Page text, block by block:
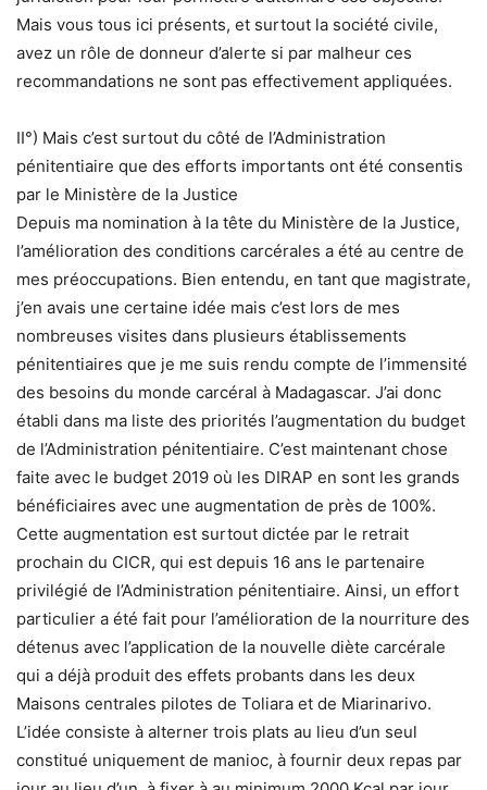
Mais vous tous ici présents, et surtout la société civile,
avez un rôle de donneur d’alerte si par malheur ces
recommandations ne sont pas effectivement appliquées.
II°) Mais c’est surtout du côté de l’Administration
pénitentiaire que des efforts importants ont été consentis
par le Ministère de la Justice
Depuis ma nomination à la tête du Ministère de la Justice,
l’amélioration des conditions carcérales a été au centre de
mes préoccupations. Bien entendu, en tant que magistrate,
j’en avais une certaine idée mais c’est lors de mes
nombreuses visites dans plusieurs établissements
pénitentiaires que je me suis rendu compte de l’immensité
des besoins du monde carcéral à Madagascar. J’ai donc
établi dans ma liste des priorités l’augmentation du budget
de l’Administration pénitentiaire. C’est maintenant chose
faite avec le budget 2019 où les DIRAP en sont les grands
bénéficiaires avec une augmentation de près de 100%.
Cette augmentation est surtout dictée par le retrait
prochain du CICR, qui est depuis 16 ans le partenaire
privilégié de l’Administration pénitentiaire. Ainsi, un effort
particulier a été fait pour l’amélioration de la nourriture des
détenus avec l’application de la nouvelle diète carcérale
qui a déjà produit des effets probants dans les deux
Maisons centrales pilotes de Toliara et de Miarinarivo.
L’idée consiste à alterner trois plats au lieu d’un seul
constitué uniquement de manioc, à fournir deux repas par